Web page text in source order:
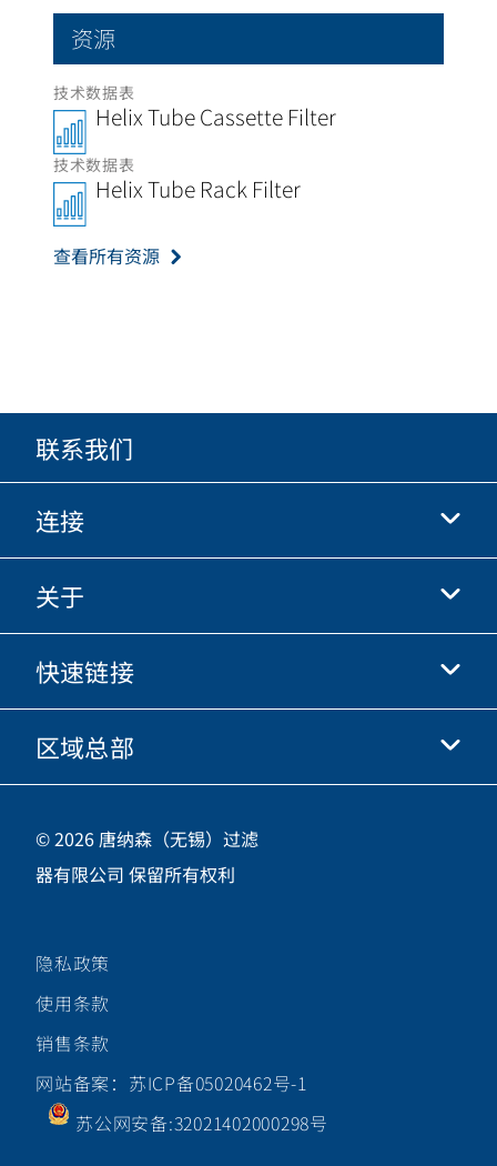
资源
技术数据表
Helix Tube Cassette Filter
技术数据表
Helix Tube Rack Filter
查看所有资源
联系我们
连接
抖音
快手
优酷
微信
关于
关于我们
商业行为准则
职业发展
快速链接
唐纳森电商网站
投资人
供应商
区域总部
中国江苏省无锡市新吴区
新加坡工业园新都路16号，邮编 214028
咨询热线
关注唐纳森微信公众号
© 2026 唐纳森（无锡）过滤
器有限公司 保留所有权利
隐私政策
使用条款
销售条款
网站备案：苏ICP备05020462号-1
苏公网安备:32021402000298号